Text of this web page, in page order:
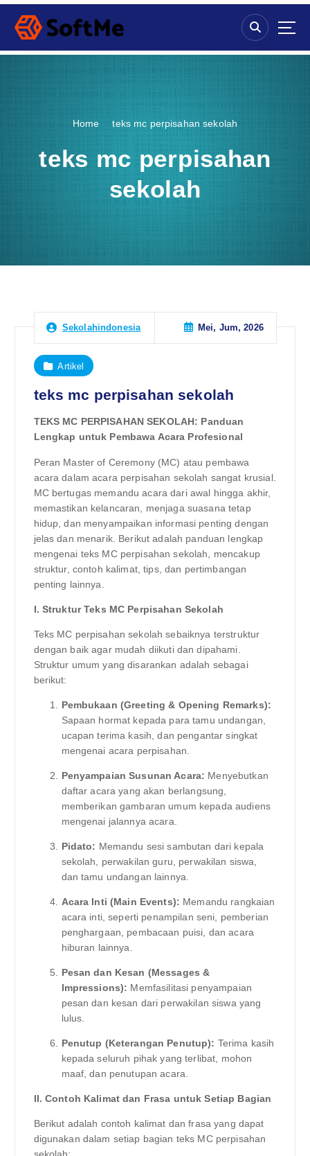
S
p
Home teks mc perpisahan sekolah
teks mc perpisahan
sekolah
Sekolahindonesia Mei, Jum, 2026
Artikel
teks mc perpisahan sekolah
TEKS MC PERPISAHAN SEKOLAH: Panduan
Lengkap untuk Pembawa Acara Profesional
Peran Master of Ceremony (MC) atau pembawa
acara dalam acara perpisahan sekolah sangat krusial.
MC bertugas memandu acara dari awal hingga akhir,
memastikan kelancaran, menjaga suasana tetap
hidup, dan menyampaikan informasi penting dengan
jelas dan menarik. Berikut adalah panduan lengkap
mengenai teks MC perpisahan sekolah, mencakup
struktur, contoh kalimat, tips, dan pertimbangan
penting lainnya.
I. Struktur Teks MC Perpisahan Sekolah
Teks MC perpisahan sekolah sebaiknya terstruktur
dengan baik agar mudah diikuti dan dipahami.
Struktur umum yang disarankan adalah sebagai
berikut:
Pembukaan (Greeting & Opening Remarks):
Sapaan hormat kepada para tamu undangan,
ucapan terima kasih, dan pengantar singkat
mengenai acara perpisahan.
Penyampaian Susunan Acara: Menyebutkan
daftar acara yang akan berlangsung,
memberikan gambaran umum kepada audiens
mengenai jalannya acara.
Pidato: Memandu sesi sambutan dari kepala
sekolah, perwakilan guru, perwakilan siswa,
dan tamu undangan lainnya.
Acara Inti (Main Events): Memandu rangkaian
acara inti, seperti penampilan seni, pemberian
penghargaan, pembacaan puisi, dan acara
hiburan lainnya.
Pesan dan Kesan (Messages &
Impressions): Memfasilitasi penyampaian
pesan dan kesan dari perwakilan siswa yang
lulus.
Penutup (Keterangan Penutup): Terima kasih
kepada seluruh pihak yang terlibat, mohon
maaf, dan penutupan acara.
II. Contoh Kalimat dan Frasa untuk Setiap Bagian
Berikut adalah contoh kalimat dan frasa yang dapat
digunakan dalam setiap bagian teks MC perpisahan